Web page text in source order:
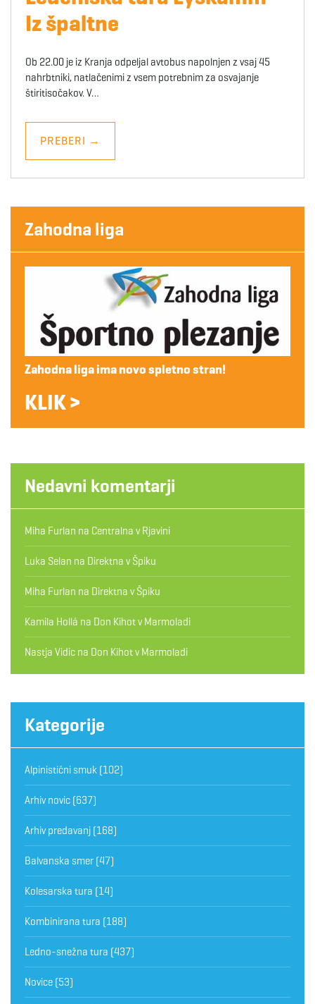
Iz špaltne
Ob 22.00 je iz Kranja odpeljal avtobus napolnjen z vsaj 45
nahrbtniki, natlačenimi z vsem potrebnim za osvajanje
štiritisočakov. V…
PREBERI →
Zahodna liga
Zahodna liga ima novo spletno stran!
KLIK >
Nedavni komentarji
Miha Furlan na Centralna v Rjavini
Luka Selan na Direktna v Špiku
Miha Furlan na Direktna v Špiku
Kamila Hollá na Don Kihot v Marmoladi
Nastja Vidic na Don Kihot v Marmoladi
Kategorije
Alpinistični smuk (102)
Arhiv novic (637)
Arhiv predavanj (168)
Balvanska smer (47)
Kolesarska tura (14)
Kombinirana tura (188)
Ledno-snežna tura (437)
Novice (53)